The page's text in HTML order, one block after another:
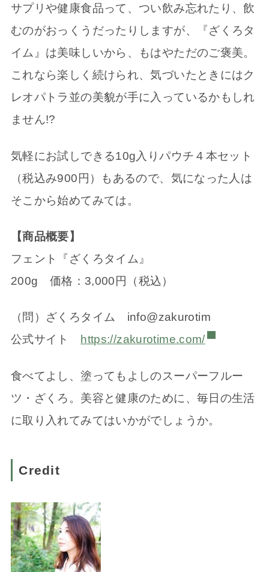
サプリや健康食品って、つい飲み忘れたり、飲
むのがおっくうだったりしますが、『ざくろタ
イム』は美味しいから、もはやただのご褒美。
これなら楽しく続けられ、気づいたときにはク
レオパトラ並の美貌が手に入っているかもしれ
ません!?
気軽にお試しできる10g入りパウチ４本セット
（税込み900円）もあるので、気になった人は
そこから始めてみては。
【商品概要】
フェント『ざくろタイム』
200g 価格：3,000円（税込）
（問）ざくろタイム info@zakurotim
公式サイト
https://zakurotime.com/
食べてよし、塗ってもよしのスーパーフルー
ツ・ざくろ。美容と健康のために、毎日の生活
に取り入れてみてはいかがでしょうか。
Credit